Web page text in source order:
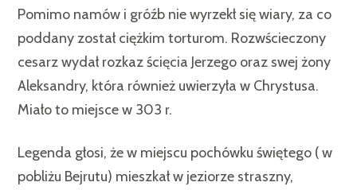
Pomimo namów i gróźb nie wyrzekł się wiary, za co
poddany został ciężkim torturom. Rozwścieczony
cesarz wydał rozkaz ścięcia Jerzego oraz swej żony
Aleksandry, która również uwierzyła w Chrystusa.
Miało to miejsce w 303 r.
Legenda głosi, że w miejscu pochówku świętego ( w
pobliżu Bejrutu) mieszkał w jeziorze straszny,